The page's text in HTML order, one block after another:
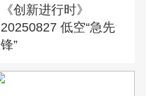
《创新进行时》
20250827 低空“急先
锋”